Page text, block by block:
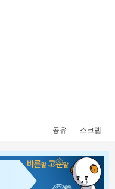
공유 스크랩